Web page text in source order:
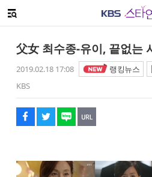
메뉴 열기
父女 최수종-유이, 끝없는
2019.02.18 17:08 랭킹뉴스
KBS
페이스북
트위터
네이버
URL복사
글씨 작게보기
글씨 크게보기